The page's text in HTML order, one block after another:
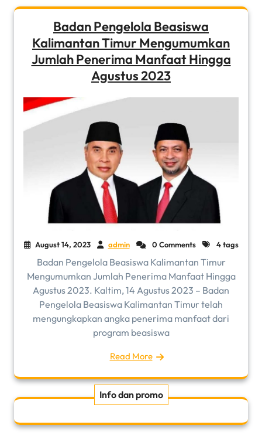
Badan Pengelola Beasiswa
Kalimantan Timur Mengumumkan
Jumlah Penerima Manfaat Hingga
Agustus 2023
August 14, 2023 admin 0 Comments 4 tags
Badan Pengelola Beasiswa Kalimantan Timur
Mengumumkan Jumlah Penerima Manfaat Hingga
Agustus 2023. Kaltim, 14 Agustus 2023 – Badan
Pengelola Beasiswa Kalimantan Timur telah
mengungkapkan angka penerima manfaat dari
program beasiswa
Read More
Info dan promo